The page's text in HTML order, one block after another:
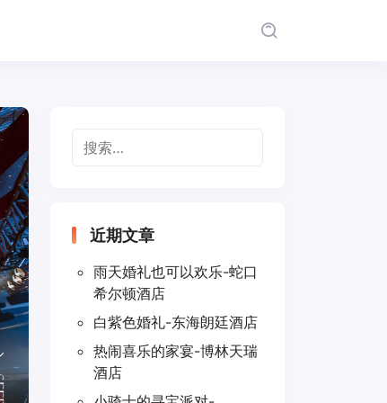
索：
近期文章
雨天婚礼也可以欢乐-蛇口
希尔顿酒店
白紫色婚礼-东海朗廷酒店
热闹喜乐的家宴-博林天瑞
酒店